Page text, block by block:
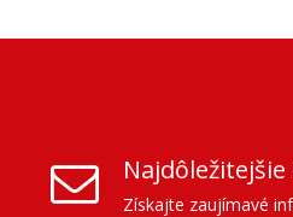
Získajte zaujímavé